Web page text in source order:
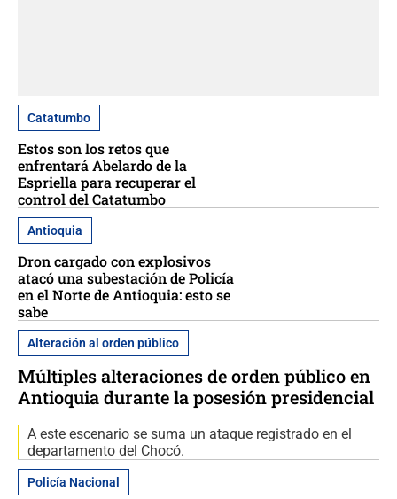
Catatumbo
Estos son los retos que
enfrentará Abelardo de la
Espriella para recuperar el
control del Catatumbo
Antioquia
Dron cargado con explosivos
atacó una subestación de Policía
en el Norte de Antioquia: esto se
sabe
Alteración al orden público
Múltiples alteraciones de orden público en
Antioquia durante la posesión presidencial
A este escenario se suma un ataque registrado en el
departamento del Chocó.
Policía Nacional